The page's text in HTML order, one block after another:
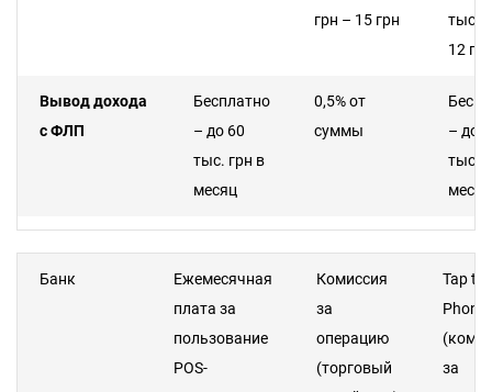
грн – 15 грн
тыс.
12 грн
Вывод дохода
с ФЛП
Бесплатно
– до 60
тыс. грн в
месяц
0,5% от
суммы
– до
тыс.
месяц
средств с
суммы
Банк
Ежемесячная
плата за
пользование
POS-
Комиссия
за
операцию
(торговый
Tap to
Phone
за